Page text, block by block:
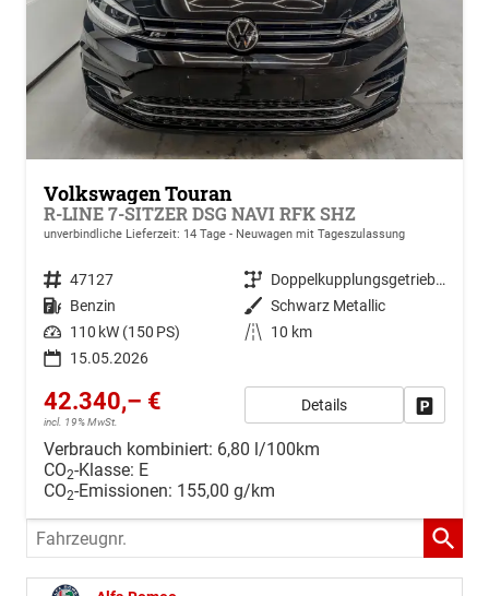
Volkswagen Touran
R-LINE 7-SITZER DSG NAVI RFK SHZ
unverbindliche Lieferzeit: 14 Tage Neuwagen mit Tageszulassung
Fahrzeugnr. 47127 Getriebe
Doppelkupplungsgetriebe (DSG)
Kraftstoff Benzin Außenfarbe Schwarz Metallic
Leistung 110 kW (150 PS) Kilometerstand
10 km
15.05.2026
42.340,– €
incl. 19% MwSt.
Details
Verbrauch kombiniert: 6,80 l/100km
CO2-Klasse: E
CO2-Emissionen: 155,00 g/km
Fahrzeugnr.